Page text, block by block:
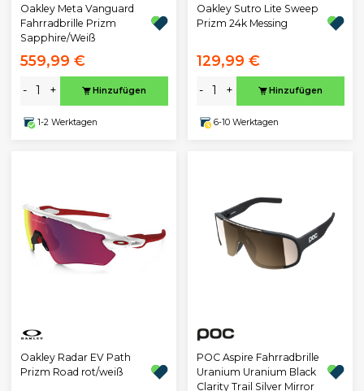
Oakley Meta Vanguard
Fahrradbrille Prizm
Sapphire/Weiß
559,99 €
- + Hinzufügen
1-2 Werktagen
Oakley Sutro Lite Sweep
Prizm 24k Messing
129,99 €
- + Hinzufügen
6-10 Werktagen
Oakley Radar EV Path
Prizm Road rot/weiß
POC Aspire Fahrradbrille
Uranium Uranium Black
Clarity Trail Silver Mirror